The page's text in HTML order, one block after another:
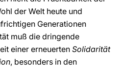
der Welt heute und
Generationen
muß die dringende
einer erneuertenSolidarität
, besonders in den